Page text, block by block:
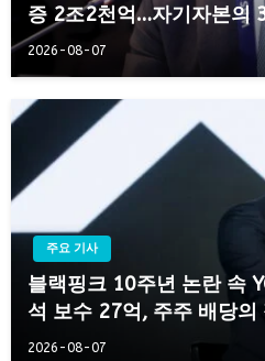
증 2조2천억…자기자본의
2026-08-07
주요 기사
블랙핑크 10주년 논란 속
석 보수 27억, 주주 배당의
2026-08-07